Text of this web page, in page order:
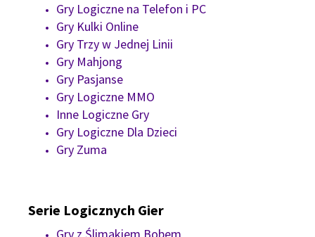
Gry Logiczne na Telefon i PC
Gry Kulki Online
Gry Trzy w Jednej Linii
Gry Mahjong
Gry Pasjanse
Gry Logiczne MMO
Inne Logiczne Gry
Gry Logiczne Dla Dzieci
Gry Zuma
Serie Logicznych Gier
Gry z Ślimakiem Bobem